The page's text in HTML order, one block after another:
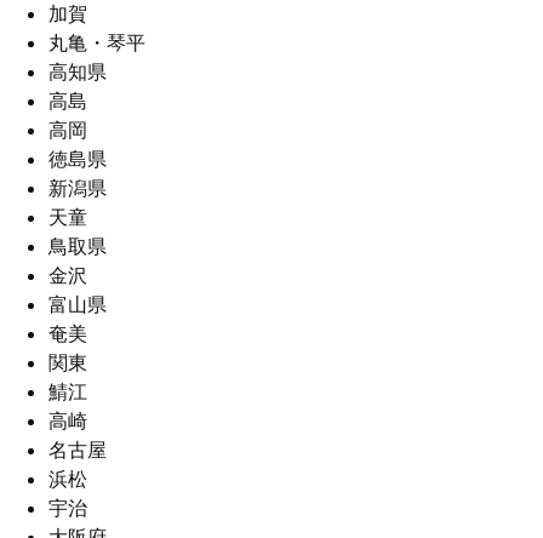
加賀
丸亀・琴平
高知県
高島
高岡
徳島県
新潟県
天童
鳥取県
金沢
富山県
奄美
関東
鯖江
高崎
名古屋
浜松
宇治